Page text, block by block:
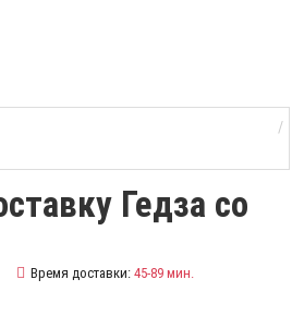
Гедза со
Время доставки: 45-89 мин.